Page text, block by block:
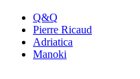
Q&Q
Pierre Ricaud
Adriatica
Manoki